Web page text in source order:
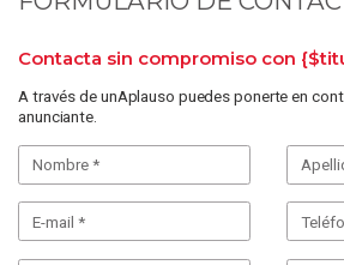
Contacta sin compromiso con
A través de unAplauso puedes ponerte en
anunciante.